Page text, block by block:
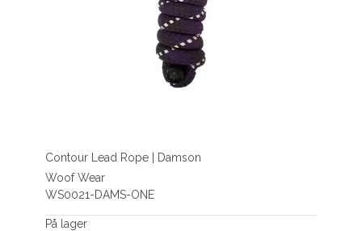
Contour Lead Rope | Damson
Woof Wear
WS0021-DAMS-ONE
På lager